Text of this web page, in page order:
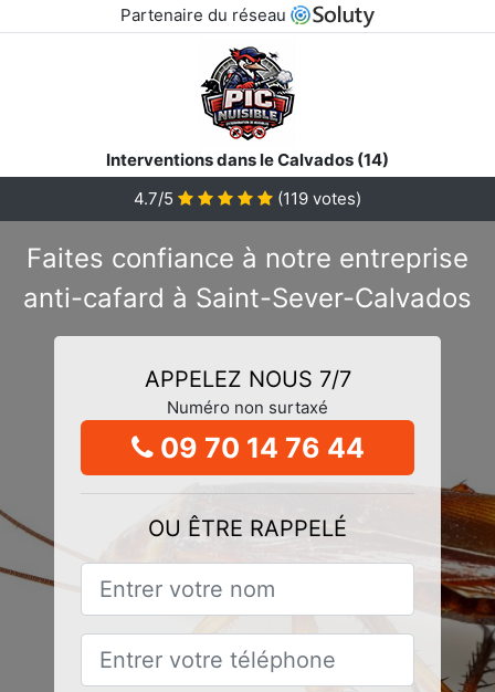
Partenaire du réseau
Interventions dans le Calvados (14)
4.7/5
(119 votes)
Faites confiance à notre entreprise
anti-cafard à Saint-Sever-Calvados
APPELEZ NOUS 7/7
Numéro non surtaxé
09 70 14 76 44
OU ÊTRE RAPPELÉ